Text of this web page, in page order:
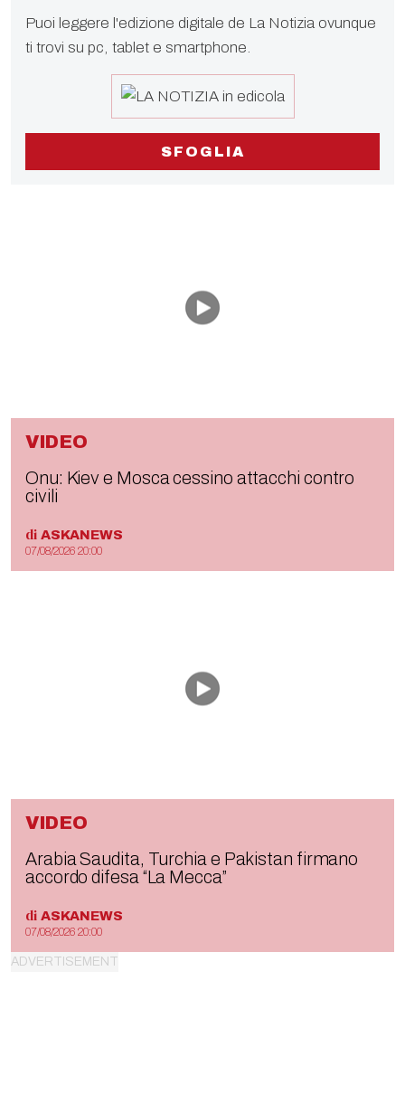
Puoi leggere l'edizione digitale de La Notizia ovunque
ti trovi su pc, tablet e smartphone.
SFOGLIA
VIDEO
Onu: Kiev e Mosca cessino attacchi contro
civili
di ASKANEWS
07/08/2026 20:00
VIDEO
Arabia Saudita, Turchia e Pakistan firmano
accordo difesa “La Mecca”
di ASKANEWS
07/08/2026 20:00